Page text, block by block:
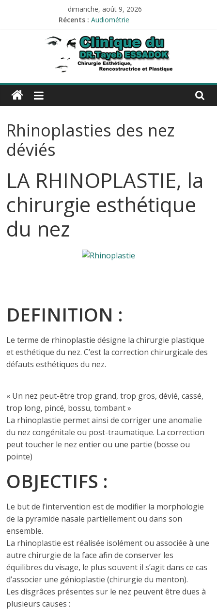
dimanche, août 9, 2026
Récents :
Tests allergologiques
Audiométrie
LIPOFILLING
PROTHÈSE AUDITIVE
Esthetique-
alger.com
Esthetique-
alger.com
Rhinoplasties des nez
déviés
LA RHINOPLASTIE, la
chirurgie esthétique
du nez
DEFINITION :
Le terme de rhinoplastie désigne la chirurgie plastique
et esthétique du nez. C’est la correction chirurgicale des
défauts esthétiques du nez.
« Un nez peut-être trop grand, trop gros, dévié, cassé,
trop long, pincé, bossu, tombant »
La rhinoplastie permet ainsi de corriger une anomalie
du nez congénitale ou post-traumatique. La correction
peut toucher le nez entier ou une partie (bosse ou
pointe)
OBJECTIFS :
Le but de l’intervention est de modifier la morphologie
de la pyramide nasale partiellement ou dans son
ensemble.
La rhinoplastie est réalisée isolément ou associée à une
autre chirurgie de la face afin de conserver les
équilibres du visage, le plus souvent il s’agit dans ce cas
d’associer une génioplastie (chirurgie du menton).
Les disgrâces présentes sur le nez peuvent être dues à
plusieurs causes :